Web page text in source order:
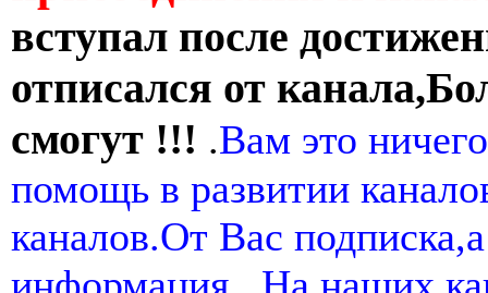
вступал после
отписался от
смогут !!! .Вам это
помощь в развитии
каналов.От Вас